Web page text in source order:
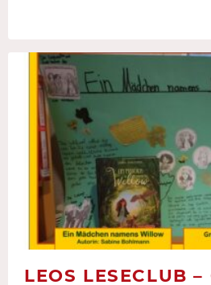
LEOS LESECLUB –